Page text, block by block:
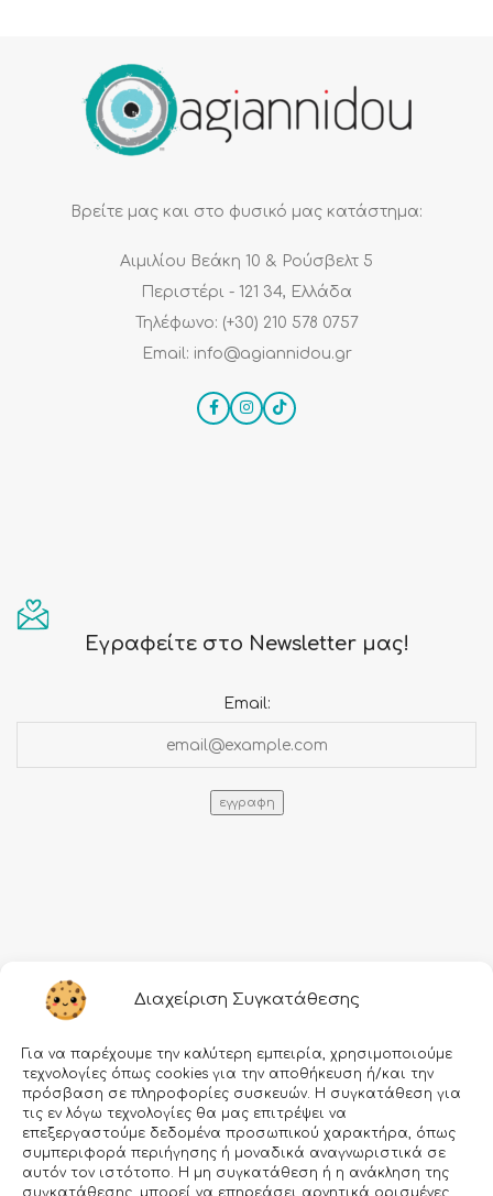
Διαχείριση Συγκατάθεσης
Για να παρέχουμε την καλύτερη εμπειρία, χρησιμοποιούμε
τεχνολογίες όπως cookies για την αποθήκευση ή/και την
πρόσβαση σε πληροφορίες συσκευών. Η συγκατάθεση για
τις εν λόγω τεχνολογίες θα μας επιτρέψει να
επεξεργαστούμε δεδομένα προσωπικού χαρακτήρα, όπως
συμπεριφορά περιήγησης ή μοναδικά αναγνωριστικά σε
αυτόν τον ιστότοπο. Η μη συγκατάθεση ή η ανάκληση της
συγκατάθεσης, μπορεί να επηρεάσει αρνητικά ορισμένες
Βρείτε μας και στο φυσικό μας κατάστημα:
Αιμιλίου Βεάκη 10 & Ρούσβελτ 5
Περιστέρι - 121 34, Ελλάδα
Τηλέφωνο: (+30) 210 578 0757
Email: info@agiannidou.gr
Εγραφείτε στο Newsletter μας!
Email:
Πληροφορίες
Τρόποι πληρωμής
Όροι χρήσης
Προσωπικά δεδομένα
Ασφάλεια συναλλαγών